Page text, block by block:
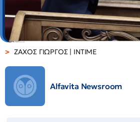
ΖΑΧΟΣ ΓΙΩΡΓΟΣ | INTIME
Alfavita Newsroom